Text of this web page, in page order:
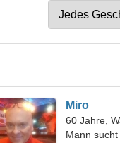
Miro
60 Jahre,
Mann